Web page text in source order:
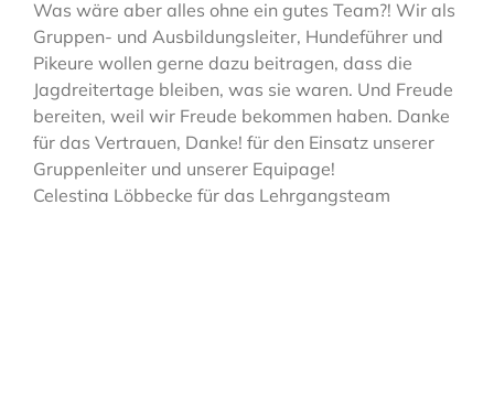
Was wäre aber alles ohne ein gutes Team?! Wir als
Gruppen- und Ausbildungsleiter, Hundeführer und
Pikeure wollen gerne dazu beitragen, dass die
Jagdreitertage bleiben, was sie waren. Und Freude
bereiten, weil wir Freude bekommen haben. Danke
für das Vertrauen, Danke! für den Einsatz unserer
Gruppenleiter und unserer Equipage!
Celestina Löbbecke für das Lehrgangsteam